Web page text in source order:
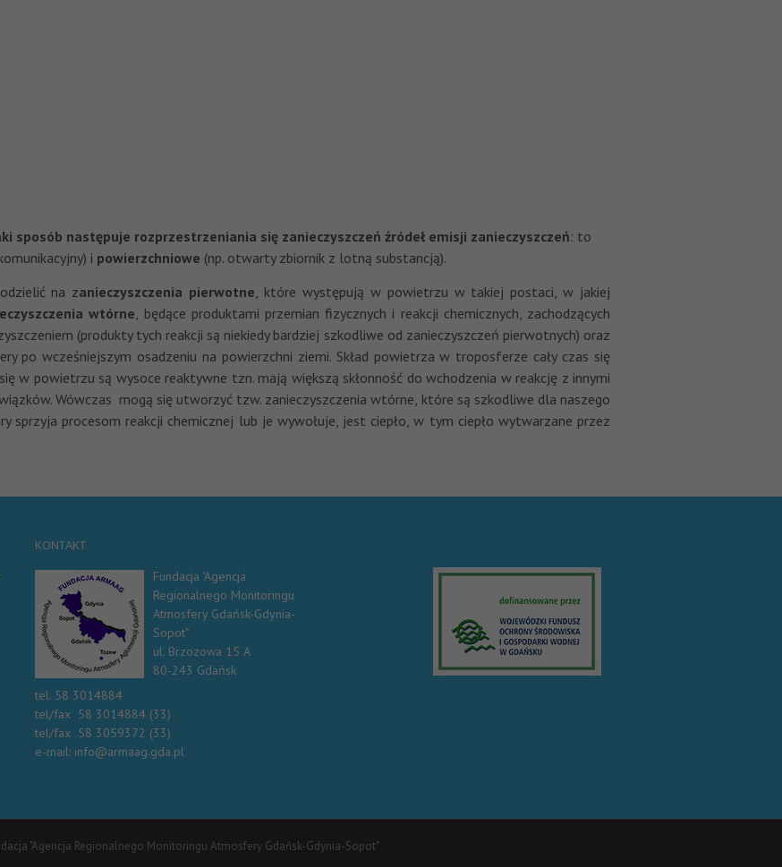
sposób następuje rozprzestrzeniania się zanieczyszczeń źródeł emisji zanieczyszczeń: to
i powierzchniowe (np. otwarty zbiornik z lotną substancją).
na zanieczyszczenia pierwotne, które występują w powietrzu w takiej postaci, w jakiej
wtórne, będące produktami przemian fizycznych i reakcji chemicznych, zachodzących
(produkty tych reakcji są niekiedy bardziej szkodliwe od zanieczyszczeń pierwotnych) oraz
po wcześniejszym osadzeniu na powierzchni ziemi. Skład powietrza w troposferze cały czas się
w powietrzu są wysoce reaktywne tzn. mają większą skłonność do wchodzenia w reakcję z innymi
Wówczas mogą się utworzyć tzw. zanieczyszczenia wtórne, które są szkodliwe dla naszego
sprzyja procesom reakcji chemicznej lub je wywołuje, jest ciepło, w tym ciepło wytwarzane przez
KONTAKT
Fundacja "Agencja
Regionalnego Monitoringu
Atmosfery Gdańsk-Gdynia-
Sopot"
ul. Brzozowa 15 A
80-243 Gdańsk
tel. 58 3014884
tel/fax 58 3014884 (33)
tel/fax 58 3059372 (33)
e-mail: info@armaag.gda.pl
"Agencja Regionalnego Monitoringu Atmosfery Gdańsk-Gdynia-Sopot"